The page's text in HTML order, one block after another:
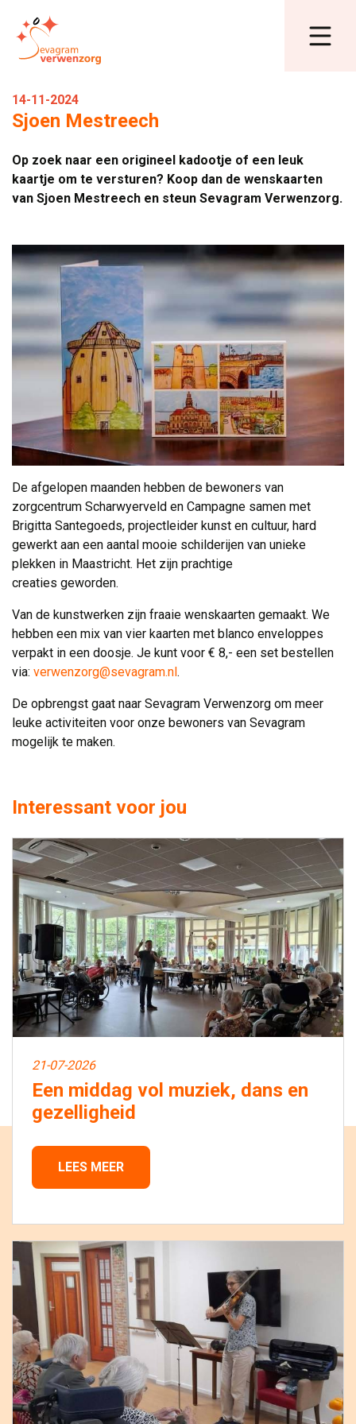
14-11-2024
Sjoen Mestreech
Op zoek naar een origineel kadootje of een leuk
kaartje om te versturen? Koop dan de wenskaarten
van Sjoen Mestreech en steun Sevagram Verwenzorg.
De afgelopen maanden hebben de bewoners van
zorgcentrum Scharwyerveld en Campagne samen met
Brigitta Santegoeds, projectleider kunst en cultuur, hard
gewerkt aan een aantal mooie schilderijen van unieke
plekken in Maastricht. Het zijn prachtige
creaties geworden.
Van de kunstwerken zijn fraaie wenskaarten gemaakt. We
hebben een mix van vier kaarten met blanco enveloppes
verpakt in een doosje. Je kunt voor € 8,- een set bestellen
via: verwenzorg@sevagram.nl .
De opbrengst gaat naar Sevagram Verwenzorg om meer
leuke activiteiten voor onze bewoners van Sevagram
mogelijk te maken.
Interessant voor jou
21-07-2026
Een middag vol muziek, dans en
gezelligheid
LEES MEER